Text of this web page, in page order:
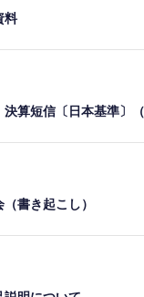
料
算短信〔日本基準〕（
書き起こし）